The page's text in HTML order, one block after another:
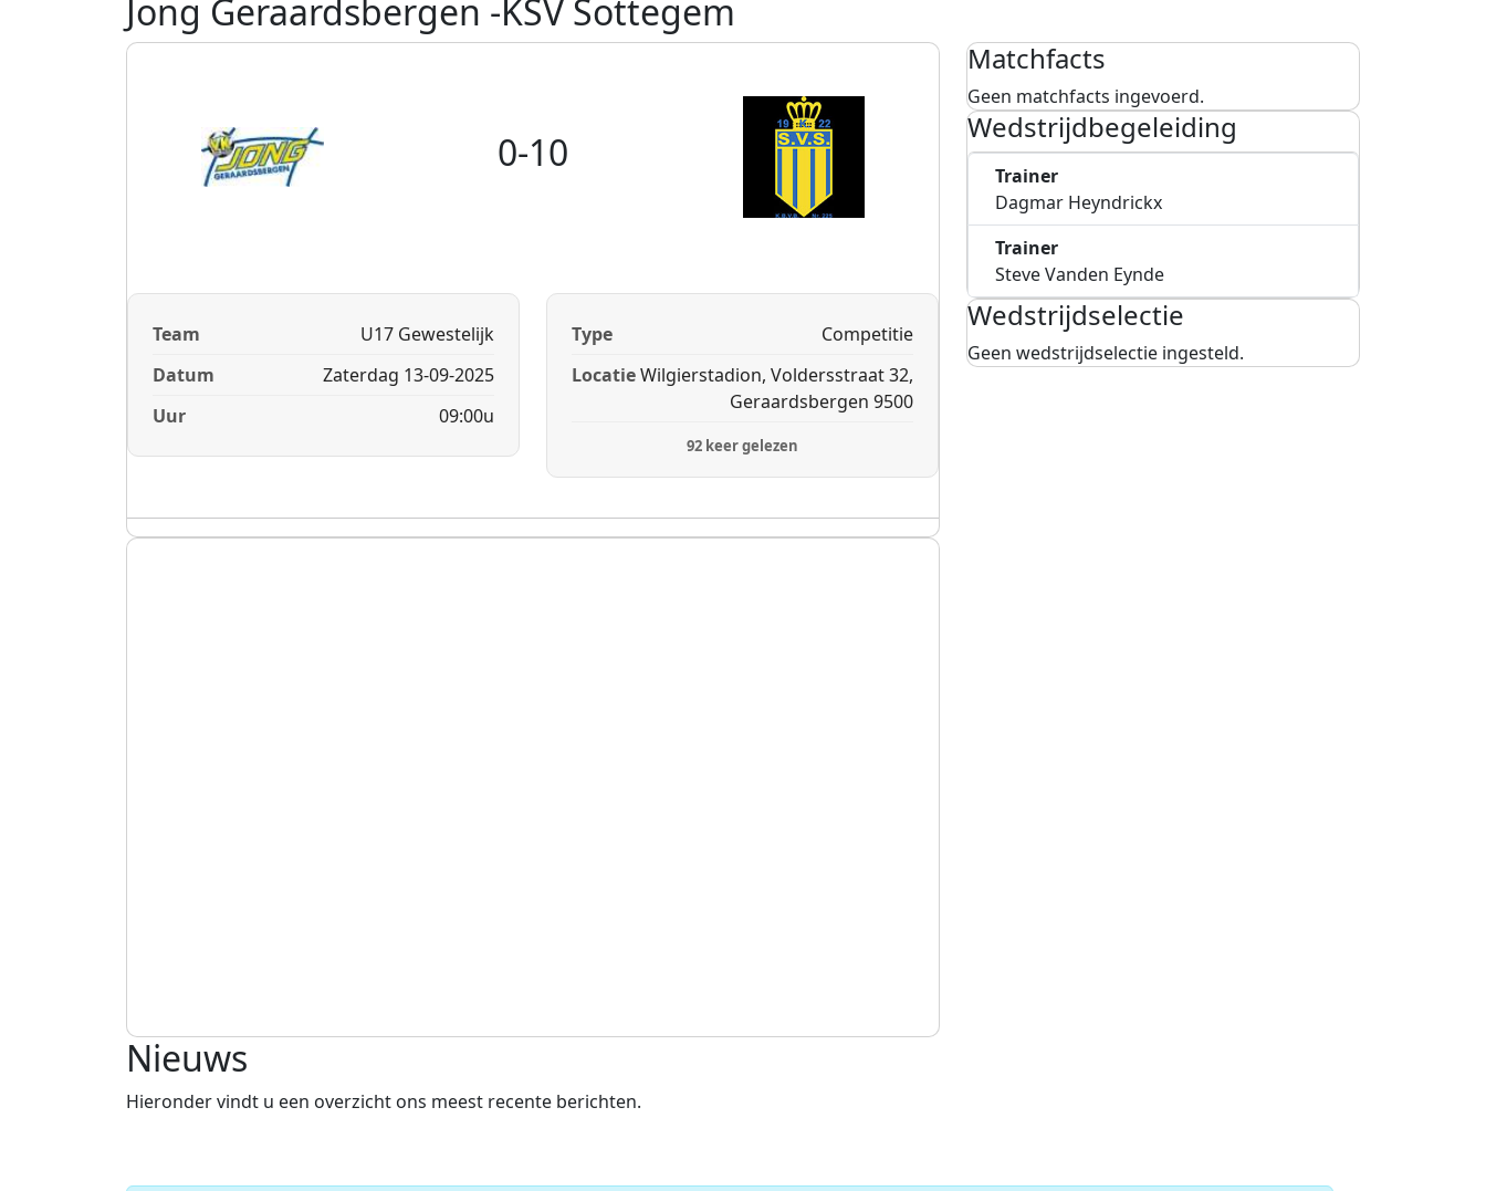
Jong Geraardsbergen -KSV Sottegem
0-10
Team
U17 Gewestelijk
Datum
Zaterdag 13-09-2025
Uur
09:00u
Type
Competitie
LocatieWilgierstadion, Voldersstraat 32,
Geraardsbergen 9500
92 keer gelezen
Matchfacts
Geen matchfacts ingevoerd.
Wedstrijdbegeleiding
Trainer
Dagmar Heyndrickx
Trainer
Steve Vanden Eynde
Wedstrijdselectie
Geen wedstrijdselectie ingesteld.
Nieuws
Hieronder vindt u een overzicht ons meest recente berichten.